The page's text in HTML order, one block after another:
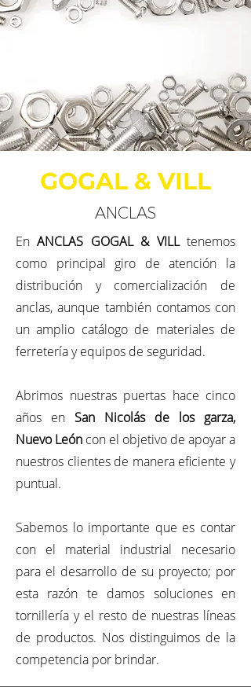
GOGAL & VILL
ANCLAS
EnANCLAS GOGAL & VILLtenemos
como principal giro de atención la
distribución y comercialización de
anclas, aunque también contamos con
un amplio catálogo de materiales de
ferretería y equipos de seguridad.
Abrimos nuestras puertas hace cinco
años en San Nicolás de los garza,
Nuevo León con el objetivo de apoyar a
nuestros clientes de manera eficiente y
puntual.
Sabemos lo importante que es contar
con el material industrial necesario
para el desarrollo de su proyecto; por
esta razón te damos soluciones en
tornillería y el resto de nuestras líneas
de productos. Nos distinguimos de la
competencia por brindar.